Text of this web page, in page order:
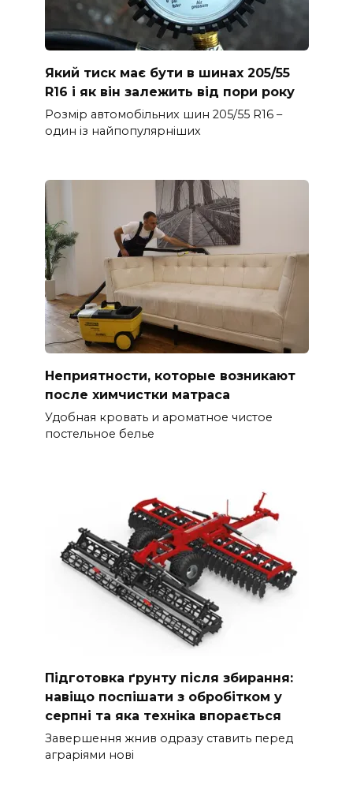
Який тиск має бути в шинах 205/55
R16 і як він залежить від пори року
Розмір автомобільних шин 205/55 R16 –
один із найпопулярніших
Неприятности, которые возникают
после химчистки матраса
Удобная кровать и ароматное чистое
постельное белье
Підготовка ґрунту після збирання:
навіщо поспішати з обробітком у
серпні та яка техніка впорається
Завершення жнив одразу ставить перед
аграріями нові